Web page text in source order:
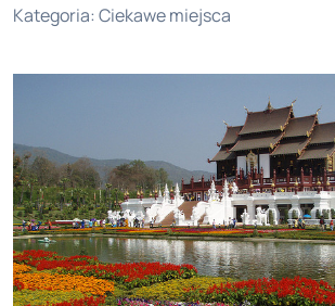
Kategoria: Ciekawe miejsca